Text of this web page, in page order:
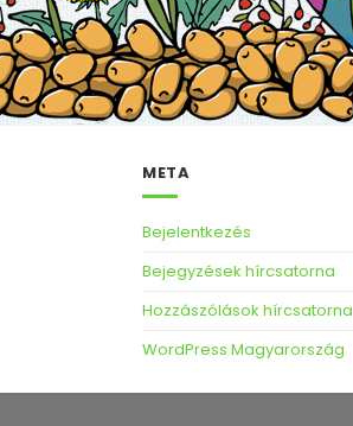
META
Bejelentkezés
Bejegyzések hírcsatorna
Hozzászólások hírcsatorna
WordPress Magyarország